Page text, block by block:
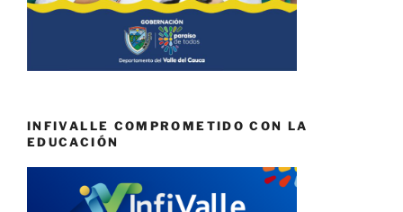
INFIVALLE COMPROMETIDO CON LA
EDUCACIÓN